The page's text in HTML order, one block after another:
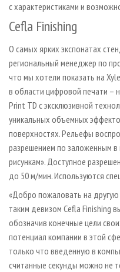
с характеристиками и
Cefla Finishing
О самых ярких экспонатах
региональный менеджер по
что мы хотели показать на
в области цифровой печати –
Print TD с эксклюзивной
уникальных объемных
поверхностях. Рельефы
разрешением по заложенным
рисункам». Доступное
до 50 м/мин. Используются
«Добро пожаловать на
таким девизом Cefla Finishing
обозначив конечные цели
потенциал компании в этой
только что введенную в
считанные секунды можно не